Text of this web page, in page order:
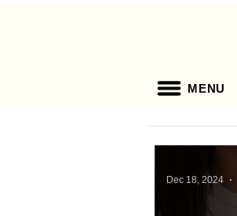
MENU
Dec 18, 2024